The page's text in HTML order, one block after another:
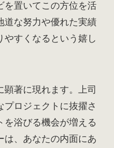
を置いてこの方位を活
道な努力や優れた実績
やすくなるという嬉し
著に現れます。上司
ロジェクトに抜擢さ
を浴びる機会が増える
は、あなたの内面にあ